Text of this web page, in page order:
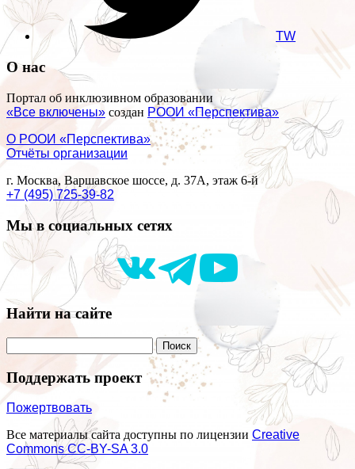
TW
О нас
Портал об инклюзивном образовании
«Все включены» создан РООИ «Перспектива»
О РООИ «Перспектива»
Отчёты организации
г. Москва, Варшавское шоссе, д. 37А, этаж 6-й
+7 (495) 725-39-82
Мы в социальных сетях
Найти на сайте
Поддержать проект
Пожертвовать
Все материалы сайта доступны по лицензии Creative
Commons СС-BY-SA 3.0